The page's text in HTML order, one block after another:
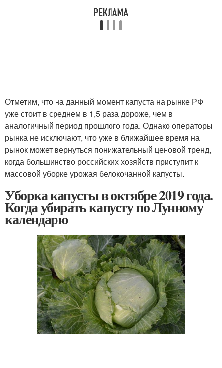
Отметим, что на данный момент капуста на рынке РФ
уже стоит в среднем в 1,5 раза дороже, чем в
аналогичный период прошлого года. Однако операторы
рынка не исключают, что уже в ближайшее время на
рынок может вернуться понижательный ценовой тренд,
когда большинство российских хозяйств приступит к
массовой уборке урожая белокочанной капусты.
Уборка капусты в октябре 2019 года.
Когда убирать капусту по Лунному
календарю